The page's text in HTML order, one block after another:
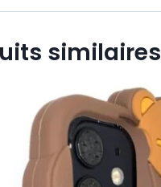
similaires